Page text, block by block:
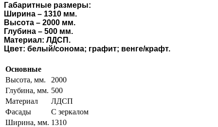
Габаритные размеры:
Ширина – 1310 мм.
Высота – 2000 мм.
Глубина – 500 мм.
Материал: ЛДСП.
Цвет: белый/сонома; графит; венге/крафт.
Основные
Высота, мм.
2000
Глубина, мм. 500
Материал
ЛДСП
Фасады
С зеркалом
Ширина, мм. 1310